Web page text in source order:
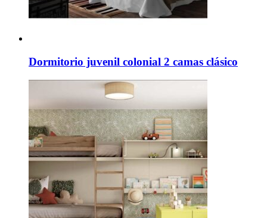
Dormitorio juvenil colonial 2 camas clásico